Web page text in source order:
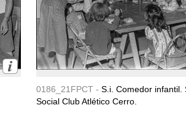
0186_21FPCT - S.i. Comedor infantil.
Social Club Atlético Cerro.